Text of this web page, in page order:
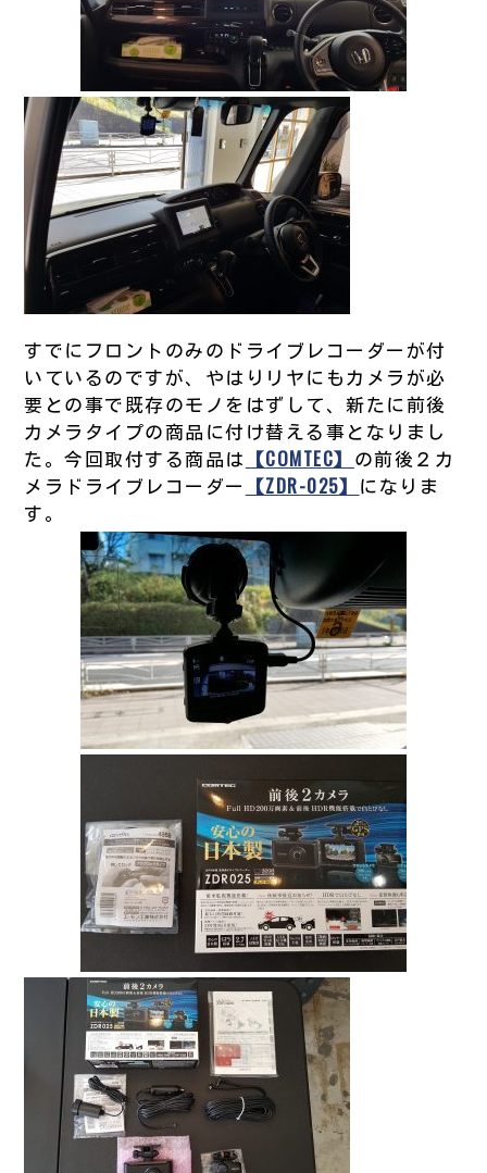
すでにフロントのみのドライブレコーダーが付
いているのですが、やはりリヤにもカメラが必
要との事で既存のモノをはずして、新たに前後
カメラタイプの商品に付け替える事となりまし
た。今回取付する商品は 【COMTEC】 の前後２カ
メラドライブレコーダー 【ZDR-025】 になりま
す。